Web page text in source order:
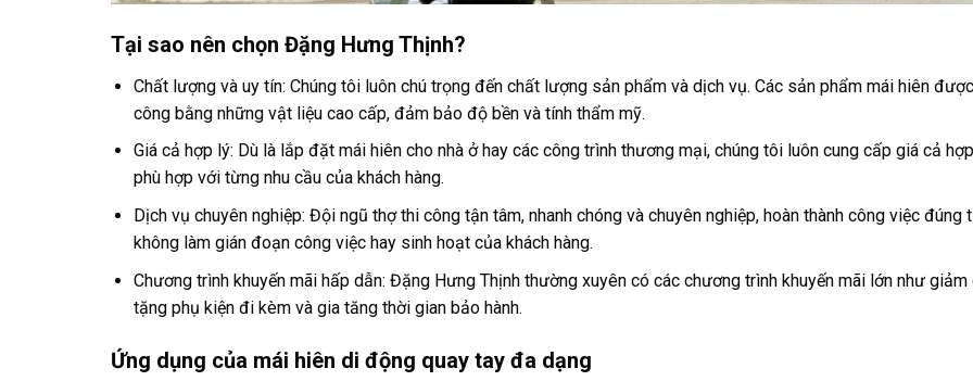
Tại sao nên chọn Đặng Hưng Thịnh?
Chất lượng và uy tín: Chúng tôi luôn chú trọng đến chất lượng sản phẩm và dịch vụ. Các sản phẩm mái hiên
công bằng những vật liệu cao cấp, đảm bảo độ bền và tính thẩm mỹ.
Giá cả hợp lý: Dù là lắp đặt mái hiên cho nhà ở hay các công trình thương mại, chúng tôi luôn cung cấp giá cả
phù hợp với từng nhu cầu của khách hàng.
Dịch vụ chuyên nghiệp: Đội ngũ thợ thi công tận tâm, nhanh chóng và chuyên nghiệp, hoàn thành công việc đúng
không làm gián đoạn công việc hay sinh hoạt của khách hàng.
Chương trình khuyến mãi hấp dẫn: Đặng Hưng Thịnh thường xuyên có các chương trình khuyến mãi lớn như giảm
tặng phụ kiện đi kèm và gia tăng thời gian bảo hành.
Ứng dụng của mái hiên di động quay tay đa dạng